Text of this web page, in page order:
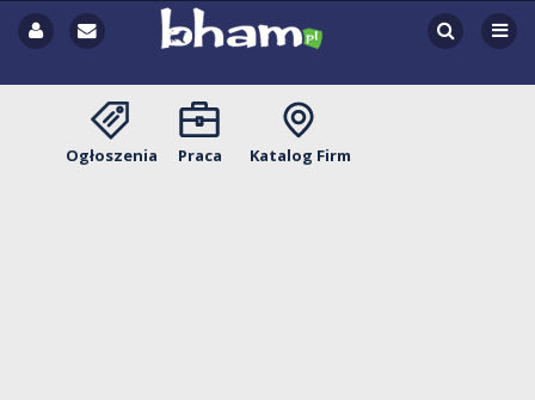
Ogłoszenia Praca Katalog Firm